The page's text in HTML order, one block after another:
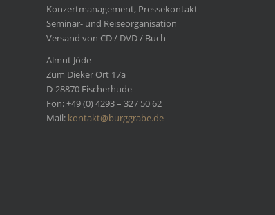
Konzertmanagement, Pressekontakt
Seminar- und Reiseorganisation
Versand von CD / DVD / Buch
Almut Jöde
Zum Dieker Ort 17a
D-28870 Fischerhude
Fon: +49 (0) 4293 – 327 50 62
Mail: kontakt@burggrabe.de